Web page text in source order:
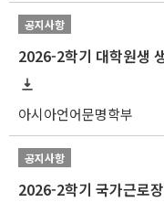
공지사항
2026-2학기 대학원생
아시아언어문명학부
공지사항
2026-2학기 국가근로